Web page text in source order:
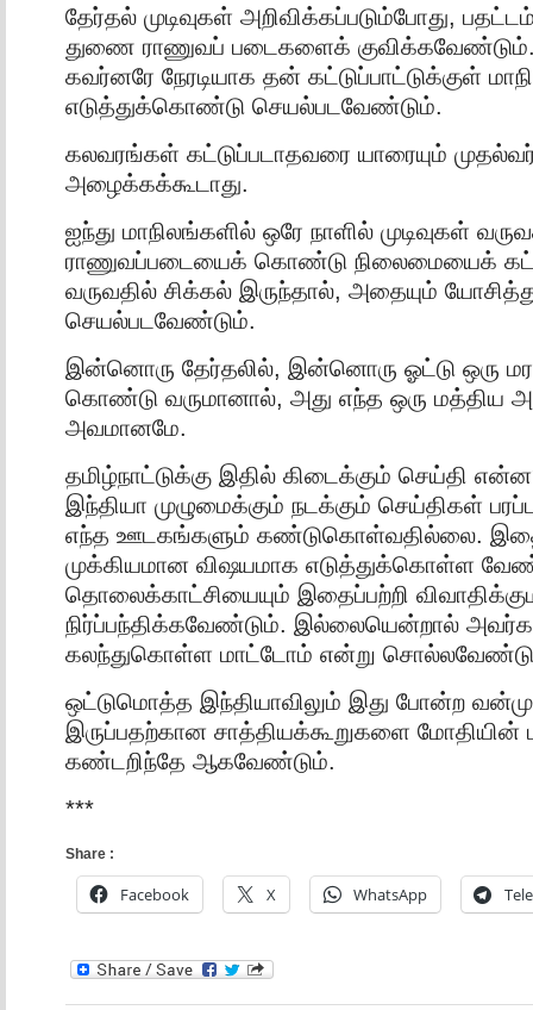
தேர்தல் முடிவுகள் அறிவிக்கப்படும்போது,
துணை ராணுவப் படைகளைக்
கவர்னரே நேரடியாக தன் கட்டுப்பாட்டுக்குள்
எடுத்துக்கொண்டு செயல்படவேண்டும்.
கலவரங்கள் கட்டுப்படாதவரை யாரையும்
அழைக்கக்கூடாது.
ஐந்து மாநிலங்களில் ஒரே நாளில் முடிவுகள்
ராணுவப்படையைக் கொண்டு நிலைமையைக்
வருவதில் சிக்கல் இருந்தால், அதையும்
செயல்படவேண்டும்.
இன்னொரு தேர்தலில், இன்னொரு ஓட்டு ஒரு
கொண்டு வருமானால், அது எந்த ஒரு மத்திய
அவமானமே.
தமிழ்நாட்டுக்கு இதில் கிடைக்கும் செய்தி
இந்தியா முழுமைக்கும் நடக்கும் செய்திகள்
எந்த ஊடகங்களும் கண்டுகொள்வதில்லை.
முக்கியமான விஷயமாக எடுத்துக்கொள்ள
தொலைக்காட்சியையும் இதைப்பற்றி
நிர்ப்பந்திக்கவேண்டும். இல்லையென்றால்
கலந்துகொள்ள மாட்டோம் என்று
ஒட்டுமொத்த இந்தியாவிலும் இது போன்ற
இருப்பதற்கான சாத்தியக்கூறுகளை மோதியின்
கண்டறிந்தே ஆகவேண்டும்.
***
Share :
Facebook X WhatsApp